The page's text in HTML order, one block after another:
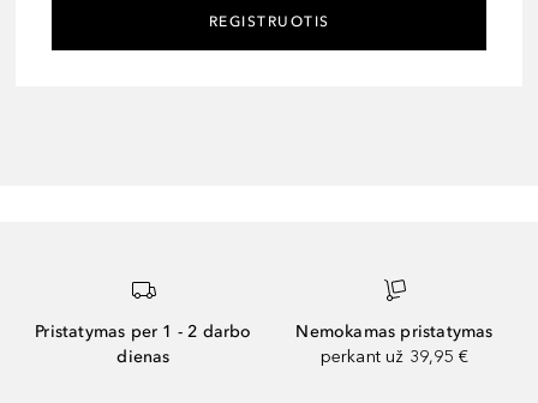
REGISTRUOTIS
Pristatymas per 1 - 2 darbo
dienas
Nemokamas pristatymas
perkant už 39,95 €